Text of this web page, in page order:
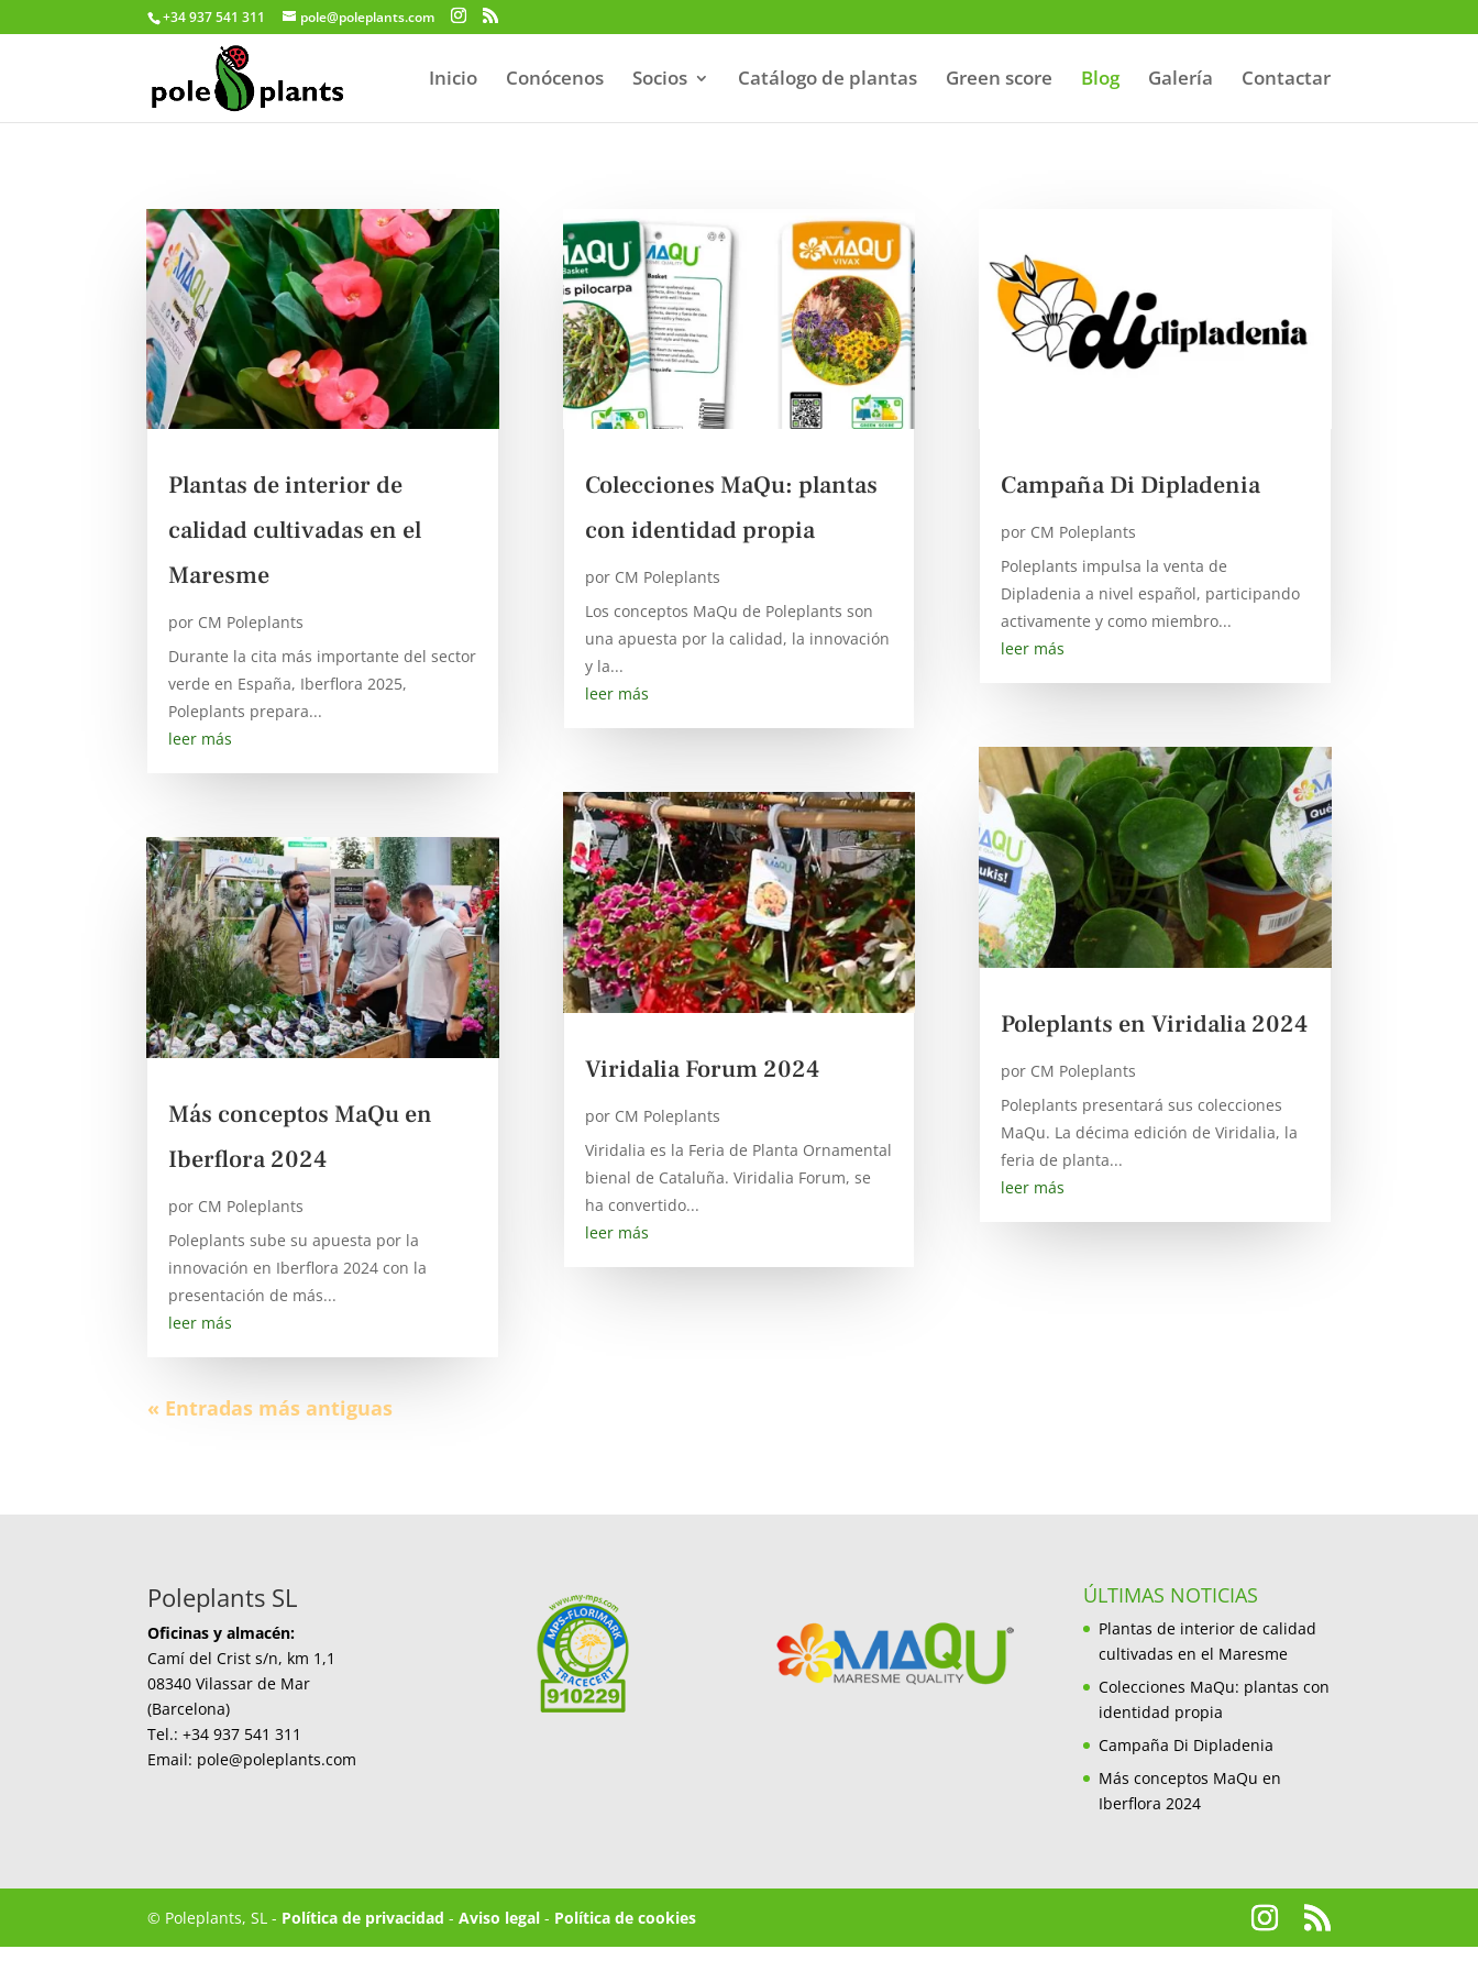
+34 937 541 311 pole@poleplants.com
Inicio Conócenos Socios Catálogo de plantas Green score Blog Galería Contactar
Plantas de interior de
calidad cultivadas en el
Maresme
por CM Poleplants
Durante la cita más importante del sector
verde en España, Iberflora 2025,
Poleplants prepara...
leer más
Más conceptos MaQu en
Iberflora 2024
por CM Poleplants
Poleplants sube su apuesta por la
innovación en Iberflora 2024 con la
presentación de más...
leer más
Colecciones MaQu: plantas
con identidad propia
por CM Poleplants
Los conceptos MaQu de Poleplants son
una apuesta por la calidad, la innovación
y la...
leer más
Viridalia Forum 2024
por CM Poleplants
Viridalia es la Feria de Planta Ornamental
bienal de Cataluña. Viridalia Forum, se
ha convertido...
leer más
Campaña Di Dipladenia
por CM Poleplants
Poleplants impulsa la venta de
Dipladenia a nivel español, participando
activamente y como miembro...
leer más
Poleplants en Viridalia 2024
por CM Poleplants
Poleplants presentará sus colecciones
MaQu. La décima edición de Viridalia, la
feria de planta...
leer más
« Entradas más antiguas
Poleplants SL
Oficinas y almacén:
Camí del Crist s/n, km 1,1
08340 Vilassar de Mar
(Barcelona)
Tel.: +34 937 541 311
Email: pole@poleplants.com
ÚLTIMAS NOTICIAS
Plantas de interior de calidad
cultivadas en el Maresme
Colecciones MaQu: plantas con
identidad propia
Campaña Di Dipladenia
Más conceptos MaQu en
Iberflora 2024
© Poleplants, SL - Política de privacidad -Aviso legal - Política de cookies